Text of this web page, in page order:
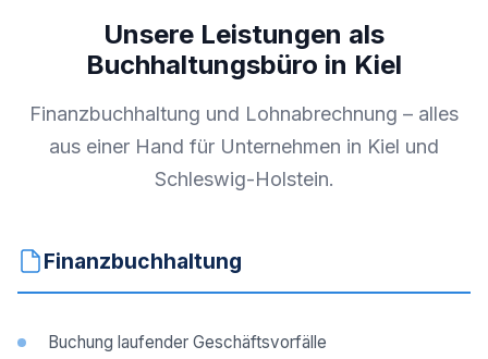
Unsere Leistungen als
Buchhaltungsbüro in Kiel
Finanzbuchhaltung und Lohnabrechnung – alles
aus einer Hand für Unternehmen in Kiel und
Schleswig-Holstein.
Finanzbuchhaltung
Buchung laufender Geschäftsvorfälle